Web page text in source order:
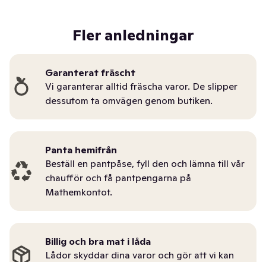
Fler anledningar
Garanterat fräscht
Vi garanterar alltid fräscha varor. De slipper
dessutom ta omvägen genom butiken.
Panta hemifrån
Beställ en pantpåse, fyll den och lämna till vår
chaufför och få pantpengarna på
Mathemkontot.
Billig och bra mat i låda
Lådor skyddar dina varor och gör att vi kan